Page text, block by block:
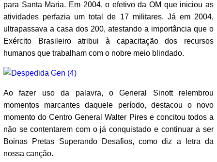
para Santa Maria. Em 2004, o efetivo da OM que iniciou as
atividades perfazia um total de 17 militares. Já em 2004,
ultrapassava a casa dos 200, atestando a importância que o
Exército Brasileiro atribui à capacitação dos recursos
humanos que trabalham com o nobre meio blindado.
Ao fazer uso da palavra, o General Sinott relembrou
momentos marcantes daquele período, destacou o novo
momento do Centro General Walter Pires e concitou todos a
não se contentarem com o já conquistado e continuar a ser
Boinas Pretas Superando Desafios, como diz a letra da
nossa canção.